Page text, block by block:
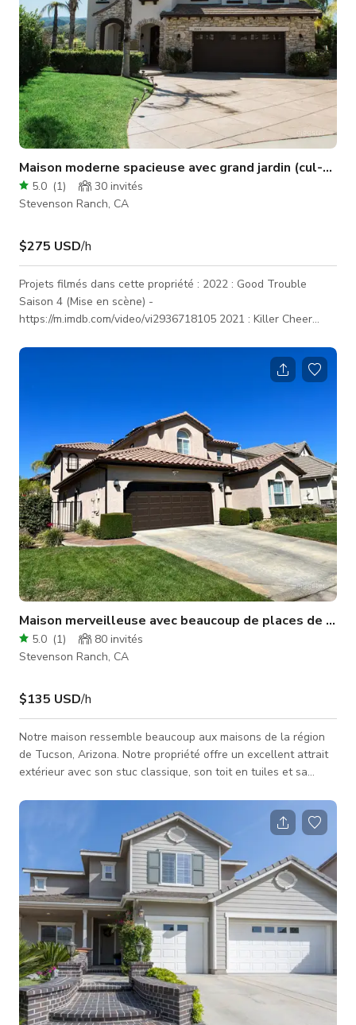
Maison moderne spacieuse avec grand jardin (cul-de-
5.0 (1) 30 invités
Stevenson Ranch, CA
$275 USD/h
Projets filmés dans cette propriété : 2022 : Good Trouble
Saison 4 (Mise en scène) -
https://m.imdb.com/video/vi2936718105 2021 : Killer Cheer
Dying to Be a Cheerleader -
https://m.imdb.com/title/tt1248718/?ref_=m_ttep_ep_ep17
2009 : My Name is Earl ; Saison 4 Ép
Maison merveilleuse avec beaucoup de places de
5.0 (1) 80 invités
Stevenson Ranch, CA
$135 USD/h
Notre maison ressemble beaucoup aux maisons de la région
de Tucson, Arizona. Notre propriété offre un excellent attrait
extérieur avec son stuc classique, son toit en tuiles et sa
propre et classique pour les plans d'établissement. Notre
maison dispose d'une cour arrière privée avec une pelouse
verte naturelle et un patio couvert avec une pergola blanche
à lattes attrayante qui offre une lumière et une ombre contrôl